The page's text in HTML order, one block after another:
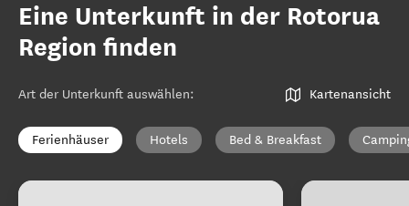
Eine Unterkunft in der Rotorua
Region finden
Art der Unterkunft auswählen: Kartenansicht
Ferienhäuser Hotels Bed & Breakfast